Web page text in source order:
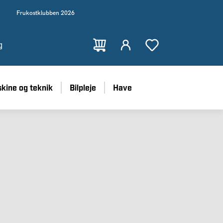
Frukostklubben 2026
og teknik Bilpleje Have